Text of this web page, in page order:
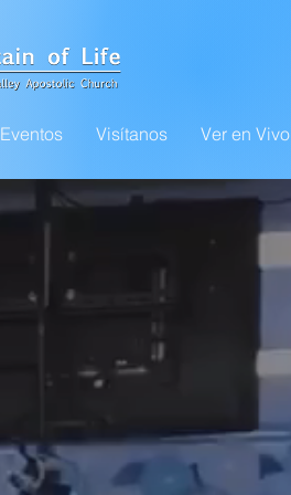
Eventos Visítanos Ver en Vivo